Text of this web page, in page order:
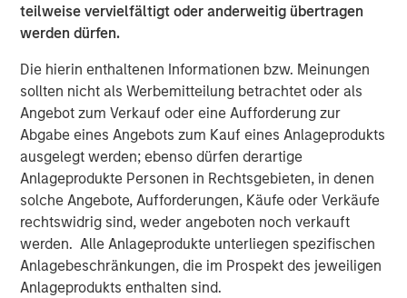
teilweise vervielfältigt oder anderweitig übertragen
werden dürfen.
Die hierin enthaltenen Informationen bzw. Meinungen
sollten nicht als Werbemitteilung betrachtet oder als
Angebot zum Verkauf oder eine Aufforderung zur
Abgabe eines Angebots zum Kauf eines Anlageprodukts
ausgelegt werden; ebenso dürfen derartige
Anlageprodukte Personen in Rechtsgebieten, in denen
solche Angebote, Aufforderungen, Käufe oder Verkäufe
rechtswidrig sind, weder angeboten noch verkauft
werden. Alle Anlageprodukte unterliegen spezifischen
Anlagebeschränkungen, die im Prospekt des jeweiligen
Anlageprodukts enthalten sind.
Our team provides exposure to what we consider the best
ideas in fixed income. Leveraging the expertise of our
specialized teams, we use a team-based, rigorous and
disciplined process that seeks out superior and
repeatable results.
Ähnliche Einblicke
ARTIKEL
The MSIM Quantitative Duration Strategy
Model: A Factor-Based Approach to
Managing Interest Rates